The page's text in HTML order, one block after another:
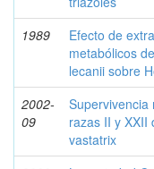
1989
Efecto de
metabólicos
lecanii sobre
2002-
09
Supervivencia
razas II y XXII
vastatrix